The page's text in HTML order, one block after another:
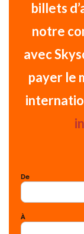
billets
notre
avec
payer le